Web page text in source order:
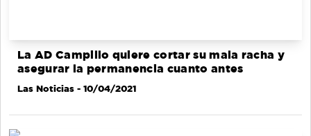
La AD Campillo quiere cortar su mala racha y
asegurar la permanencia cuanto antes
Las Noticias - 10/04/2021